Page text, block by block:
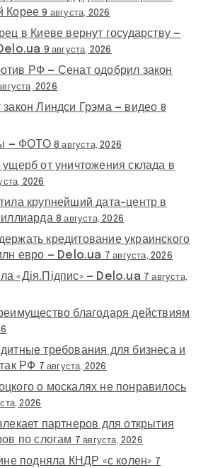
Корее 9 августа, 2026
в Киеве вернут государству —
9 августа, 2026
РФ — Сенат одобрил закон
2026
Линдси Грэма — видео 8
— ФОТО 8 августа, 2026
от уничтожения склада в
2026
крупнейший дата-центр в
8 августа, 2026
кредитование украинского
евро — Delo.ua 7 августа, 2026
«Дія.Підпис» — Delo.ua 7 августа,
благодаря действиям
требования для бизнеса и
РФ 7 августа, 2026
о москалях не понравилось
2026
партнеров для открытия
по слогам 7 августа, 2026
подняла КНДР «с колен» 7